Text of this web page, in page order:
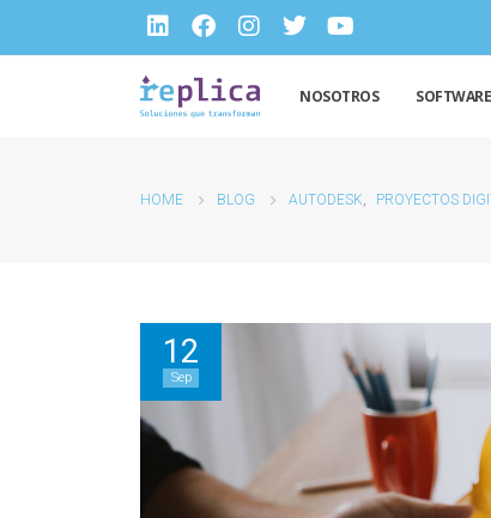
NOSOTROS SOFTWARE
HOME BLOG AUTODESK, PROYECTOS
12
Sep